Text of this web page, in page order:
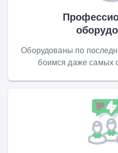
Оборудованы по
боимся даже самых